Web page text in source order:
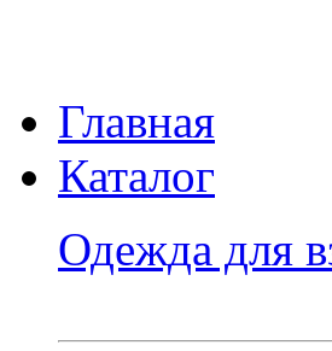
Главная
Каталог
Одежда для